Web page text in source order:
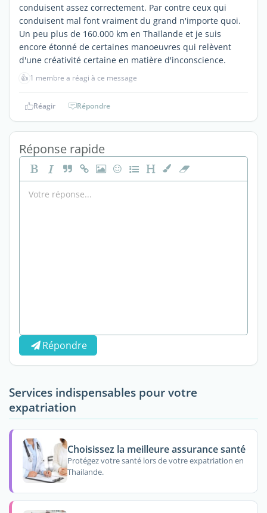
conduisent assez correctement. Par contre ceux qui
conduisent mal font vraiment du grand n'importe quoi.
Un peu plus de 160.000 km en Thaïlande et je suis
encore étonné de certaines manoeuvres qui relèvent
d'une créativité certaine en matière d'inconscience.
👍 1 membre a réagi à ce message
Réagir Répondre
Réponse rapide
Répondre
Services indispensables pour votre
expatriation
Choisissez la meilleure assurance santé
Protégez votre santé lors de votre expatriation en
Thailande.